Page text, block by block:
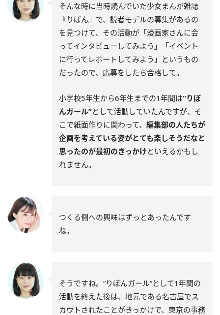
そんな時に当時読んでいた少女まんが雑誌
『りぼん』で、読者モデルの募集があるの
を見つけて、その活動が「漫画家さんに会
ってインタビューしてみよう」「イベント
に行ってレポートしてみよう」というもの
だったので、応募をしたら合格して。
小学校5年生から6年生までの1年間は“りぼ
んガール”として活動していたんですが、そ
こで紙面作りに関わって、 編集部の人たちが
企画を考えている姿がとても楽しそうだなと
思ったのが最初のきっかけ といえるかもし
れません。
つくる側への興味はずっとあったんです
ね。
そうですね。“りぼんガール”として1年間の
活動を終えた後は、地元である名古屋でス
カウトされたことがきっかけで、東京の事務